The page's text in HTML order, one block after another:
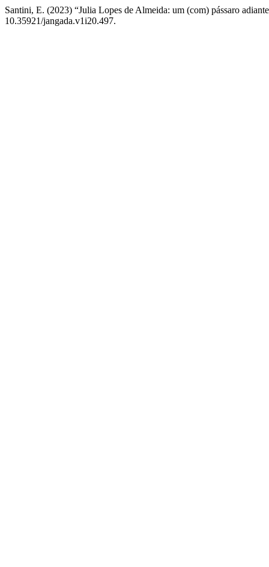
Santini, E. (2023) “Julia Lopes de Almeida: um (com) pássaro
10.35921/jangada.v1i20.497.